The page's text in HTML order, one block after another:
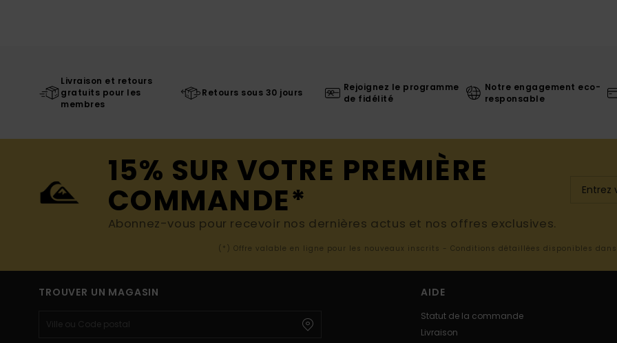
Livraison et retours
gratuits pour les
membres
Retours sous 30 jours
Rejoignez le programme
de fidélité
Notre engagement eco-
responsable
15% SUR VOTRE PREMIÈRE
COMMANDE*
Abonnez-vous pour recevoir nos dernières actus et nos offres exclusives.
(*) Offre valable en ligne pour les nouveaux inscrits - Conditions détaillées disponibles
TROUVER UN MAGASIN AIDE
Statut de la commande
Livraison